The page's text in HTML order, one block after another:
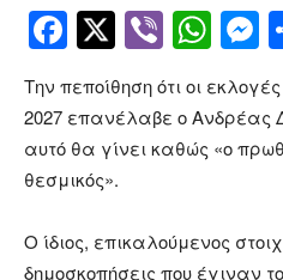
Facebook
Twitter
Viber
Την πεποίθηση ότι οι
2027 επανέλαβε ο Ανδρέας
αυτό θα γίνει καθώς «ο
θεσμικός».
Ο ίδιος, επικαλούμενος
δημοσκοπήσεις που έγιναν